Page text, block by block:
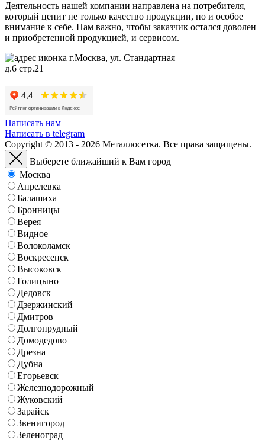
Деятельность нашей компании направлена на потребителя,
который ценит не только качество продукции, но и особое
внимание к себе. Нам важно, чтобы заказчик остался доволен
и приобретенной продукцией, и сервисом.
г.Москва, ул. Стандартная
д.6 стр.21
Написать нам
Написать в telegram
Copyright © 2013 - 2026 Металлосетка. Все права защищены.
Выберете ближайший к Вам город
Москва
Апрелевка
Балашиха
Бронницы
Верея
Видное
Волоколамск
Воскресенск
Высоковск
Голицыно
Дедовск
Дзержинский
Дмитров
Долгопрудный
Домодедово
Дрезна
Дубна
Егорьевск
Железнодорожный
Жуковский
Зарайск
Звенигород
Зеленоград